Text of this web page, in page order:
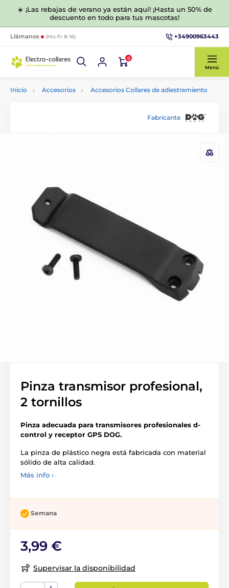
☀️ ¡Las rebajas de verano ya están aquí! ¡Hasta un 50% de
descuento en todo para tus mascotas!
Llámanos (Mo-Fr 8-16) +34900963443
0
Menú
Inicio Accesorios Accesorios Collares de adiestramiento
Fabricante
Pinza transmisor profesional,
2 tornillos
Pinza adecuada para transmisores profesionales d-
control y receptor GPS DOG.
La pinza de plástico negra está fabricada con material
sólido de alta calidad.
Más info ›
Semana
3,99 €
Supervisar la disponibilidad